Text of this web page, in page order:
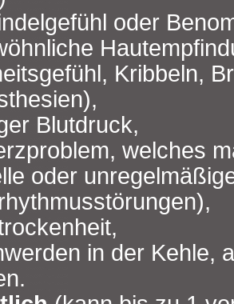
oder
Kribbeln,
Blutdruck,
welches
oder
in der Kehle,